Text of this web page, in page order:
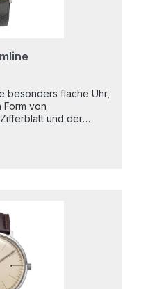
der
Junkers, zurück.
besonders flache Uhr,
Form von
und der
kommt. Highlights:-
wasserdicht-
als auch
hergestellt. Der Name